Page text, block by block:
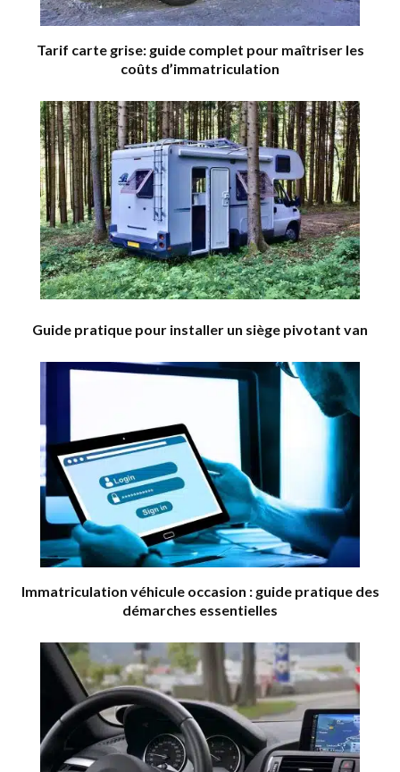
Tarif carte grise: guide complet pour maîtriser les
coûts d’immatriculation
Guide pratique pour installer un siège pivotant van
Immatriculation véhicule occasion : guide pratique des
démarches essentielles